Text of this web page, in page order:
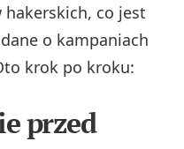
co jest
o kampaniach
krok po kroku:
przed